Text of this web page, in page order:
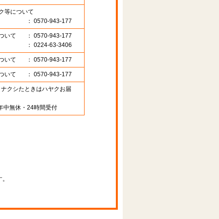
等について
： 0570-943-177
いて
： 0570-943-177
： 0224-63-3406
いて ： 0570-943-177
いて ： 0570-943-177
クシたときはハヤクお届
中無休・24時間受付